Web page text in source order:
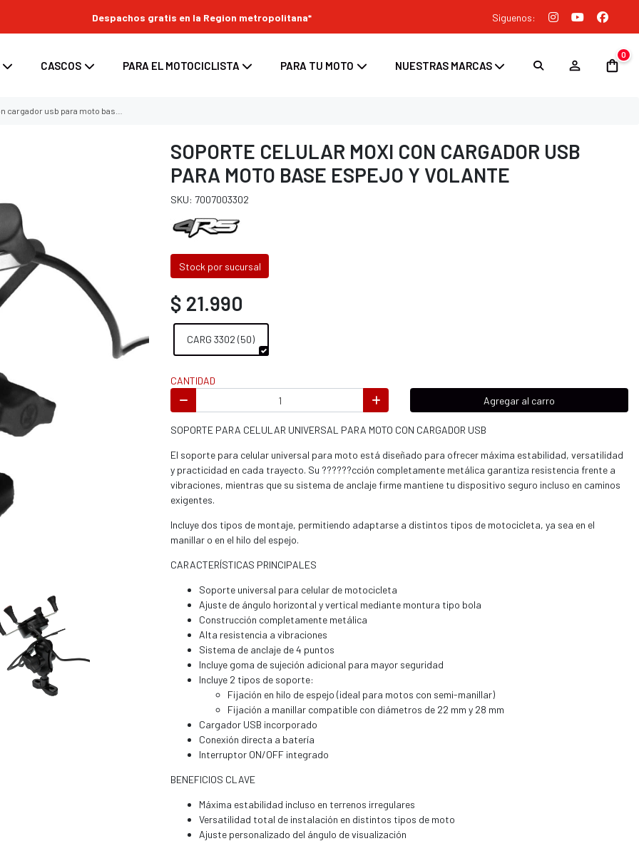
Despachos gratis en la Region metropolitana* Siguenos:
CASCOS
casco
PARA EL MOTOCICLISTA
/ enduro
/ enduro
/ enduro
PARA TU MOTO
para moto
Maletas laterales para moto
Bolsos y Alforjas para moto
/ enduro / ATV
NUESTRAS MARCAS
0
usb para moto base espejo y volante
SOPORTE CELULAR MOXI CON CARGADOR USB
PARA MOTO BASE ESPEJO Y VOLANTE
SKU: 7007003302
Stock por sucursal
$ 21.990
CARG 3302 (50)
CANTIDAD
Agregar al carro
SOPORTE PARA CELULAR UNIVERSAL PARA MOTO CON CARGADOR USB
El soporte para celular universal para moto está diseñado para ofrecer máxima estabilidad, versatilidad
y practicidad en cada trayecto. Su ??????cción completamente metálica garantiza resistencia frente a
vibraciones, mientras que su sistema de anclaje firme mantiene tu dispositivo seguro incluso en caminos
exigentes.
Incluye dos tipos de montaje, permitiendo adaptarse a distintos tipos de motocicleta, ya sea en el
manillar o en el hilo del espejo.
CARACTERÍSTICAS PRINCIPALES
Soporte universal para celular de motocicleta
Ajuste de ángulo horizontal y vertical mediante montura tipo bola
Construcción completamente metálica
Alta resistencia a vibraciones
Sistema de anclaje de 4 puntos
Incluye goma de sujeción adicional para mayor seguridad
Incluye 2 tipos de soporte:
Fijación en hilo de espejo (ideal para motos con semi-manillar)
Fijación a manillar compatible con diámetros de 22 mm y 28 mm
Cargador USB incorporado
Conexión directa a batería
Interruptor ON/OFF integrado
BENEFICIOS CLAVE
Máxima estabilidad incluso en terrenos irregulares
Versatilidad total de instalación en distintos tipos de moto
Ajuste personalizado del ángulo de visualización